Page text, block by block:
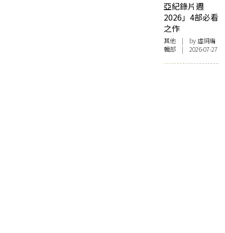
亞紀錄片週
2026」4部必看
之作
其他 | by 虛詞編
輯部 | 2026-07-27